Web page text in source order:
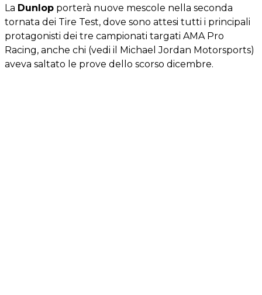
La Dunlop porterà nuove mescole nella seconda
tornata dei Tire Test, dove sono attesi tutti i principali
protagonisti dei tre campionati targati AMA Pro
Racing, anche chi (vedi il Michael Jordan Motorsports)
aveva saltato le prove dello scorso dicembre.